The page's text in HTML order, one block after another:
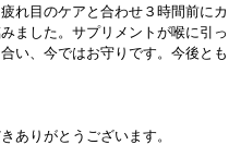
れ目のケアと合わせ３時間前にカ
ました。サプリメントが喉に引っ
い、今ではお守りです。今後とも
ありがとうございます。